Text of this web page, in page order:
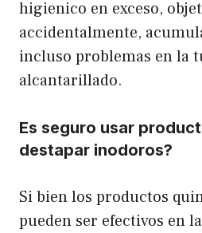
higienico en exceso,
accidentalmente,
incluso problemas en la
alcantarillado.
Es seguro usar
destapar inodoros?
Si bien los productos
pueden ser efectivos en